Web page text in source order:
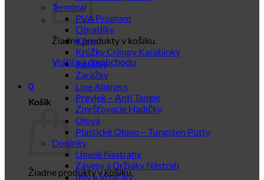
Žiadne produkty v košíku.
Vrátiť sa do obchodu
0
Košík
Žiadne produkty v košíku.
Terminal
PVA Program
Obratlíky
Klipy
Krúžky Crimpy Karabinky
Korálky
Zarážky
Line Aligners
Prevlek – Anti Tangle
Zmršťovacie Hadičky
Olová
Plastické Olovo – Tungsten Putty
Doplnky
Umelé Nástrahy
Závesy a Držiaky Nástrah
Ihly a Vrtačiky